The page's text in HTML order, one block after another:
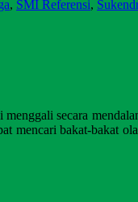
, SMI Referensi,
secara
mencari bakat-bakat